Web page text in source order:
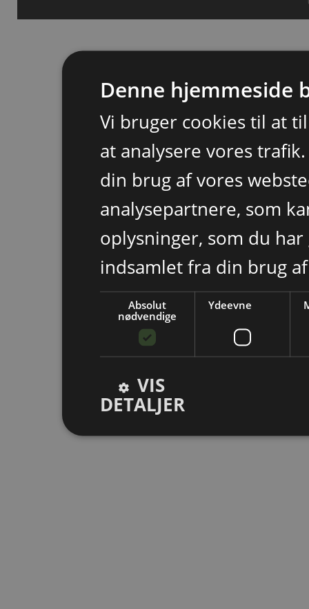
Denne hjemmeside
Vi bruger cookies til at
at analysere vores
din brug af vores
analysepartnere, som
oplysninger, som du
indsamlet fra din brug
Absolut
nødvendige
Ydeevne
VIS
DETALJER